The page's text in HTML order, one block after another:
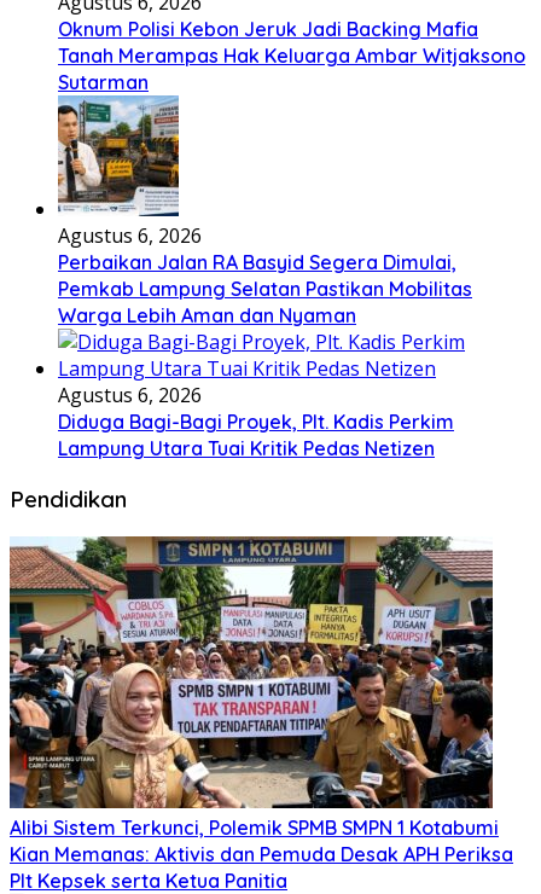
Oknum Polisi Kebon Jeruk Jadi Backing Mafia
Tanah Merampas Hak Keluarga Ambar Witjaksono
Sutarman
Agustus 6, 2026
Perbaikan Jalan RA Basyid Segera Dimulai,
Pemkab Lampung Selatan Pastikan Mobilitas
Warga Lebih Aman dan Nyaman
Agustus 6, 2026
Diduga Bagi-Bagi Proyek, Plt. Kadis Perkim
Lampung Utara Tuai Kritik Pedas Netizen
Pendidikan
Alibi Sistem Terkunci, Polemik SPMB SMPN 1 Kotabumi
Kian Memanas: Aktivis dan Pemuda Desak APH Periksa
Plt Kepsek serta Ketua Panitia